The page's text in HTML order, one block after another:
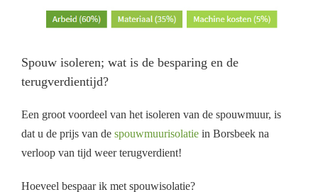
Spouw isoleren; wat is de besparing en de
terugverdientijd?
Een groot voordeel van het isoleren van de spouwmuur, is
dat u de prijs van de spouwmuurisolatie in Borsbeek na
verloop van tijd weer terugverdient!
Hoeveel bespaar ik met spouwisolatie?